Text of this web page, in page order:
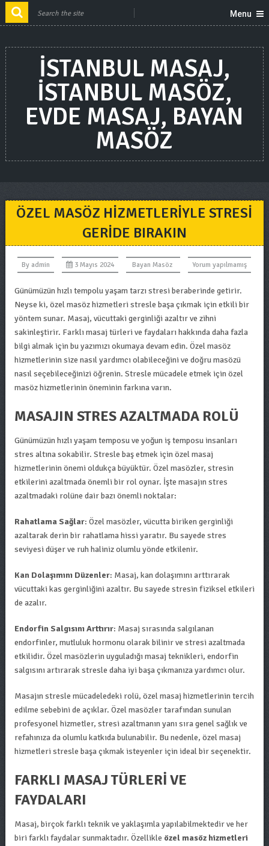
Menu
ISTANBUL MASAJ,
ISTANBUL MASÖZ,
EVDE MASAJ, BAYAN
MASÖZ
ÖZEL MASÖZ HIZMETLERIYLE STRESI
GERIDE BIRAKIN
By admin 3 Mayıs 2024 Bayan Masöz Yorum yapılmamış
Günümüzün hızlı tempolu yaşam tarzı stresi beraberinde getirir.
Neyse ki, özel masöz hizmetleri stresle başa çıkmak için etkili bir
yöntem sunar. Masaj, vücuttaki gerginliği azaltır ve zihni
sakinleştirir. Farklı masaj türleri ve faydaları hakkında daha fazla
bilgi almak için bu yazımızı okumaya devam edin. Özel masöz
hizmetlerinin size nasıl yardımcı olabileceğini ve doğru masözü
nasıl seçebileceğinizi öğrenin. Stresle mücadele etmek için özel
masöz hizmetlerinin öneminin farkına varın.
MASAJIN STRES AZALTMADA ROLÜ
Günümüzün hızlı yaşam temposu ve yoğun iş temposu insanları
stres altına sokabilir. Stresle baş etmek için özel masaj
hizmetlerinin önemi oldukça büyüktür. Özel masözler, stresin
etkilerini azaltmada önemli bir rol oynar. İşte masajın stres
azaltmadaki rolüne dair bazı önemli noktalar:
Rahatlama Sağlar: Özel masözler, vücutta biriken gerginliği
azaltarak derin bir rahatlama hissi yaratır. Bu sayede stres
seviyesi düşer ve ruh haliniz olumlu yönde etkilenir.
Kan Dolaşımını Düzenler: Masaj, kan dolaşımını arttırarak
vücuttaki kas gerginliğini azaltır. Bu sayede stresin fiziksel etkileri
de azalır.
Endorfin Salgısını Arttırır: Masaj sırasında salgılanan
endorfinler, mutluluk hormonu olarak bilinir ve stresi azaltmada
etkilidir. Özel masözlerin uyguladığı masaj teknikleri, endorfin
salgısını artırarak stresle daha iyi başa çıkmanıza yardımcı olur.
Masajın stresle mücadeledeki rolü, özel masaj hizmetlerinin tercih
edilme sebebini de açıklar. Özel masözler tarafından sunulan
profesyonel hizmetler, stresi azaltmanın yanı sıra genel sağlık ve
refahınıza da olumlu katkıda bulunabilir. Bu nedenle, özel masaj
hizmetleri stresle başa çıkmak isteyenler için ideal bir seçenektir.
FARKLI MASAJ TÜRLERI VE
FAYDALARI
Masaj, birçok farklı teknik ve yaklaşımla yapılabilmektedir ve her
biri farklı faydalar sunmaktadır. Özellikle özel masöz hizmetleri